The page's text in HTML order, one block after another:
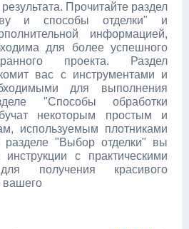
Прочитайте раздел
и способы отделки" и
информацией,
для более успешного
проекта. Раздел
вас с инструментами и
для выполнения
"Способы обработки
некоторым простым и
используемым плотниками
"Выбор отделки" вы
с практическими
получения красивого
вашего